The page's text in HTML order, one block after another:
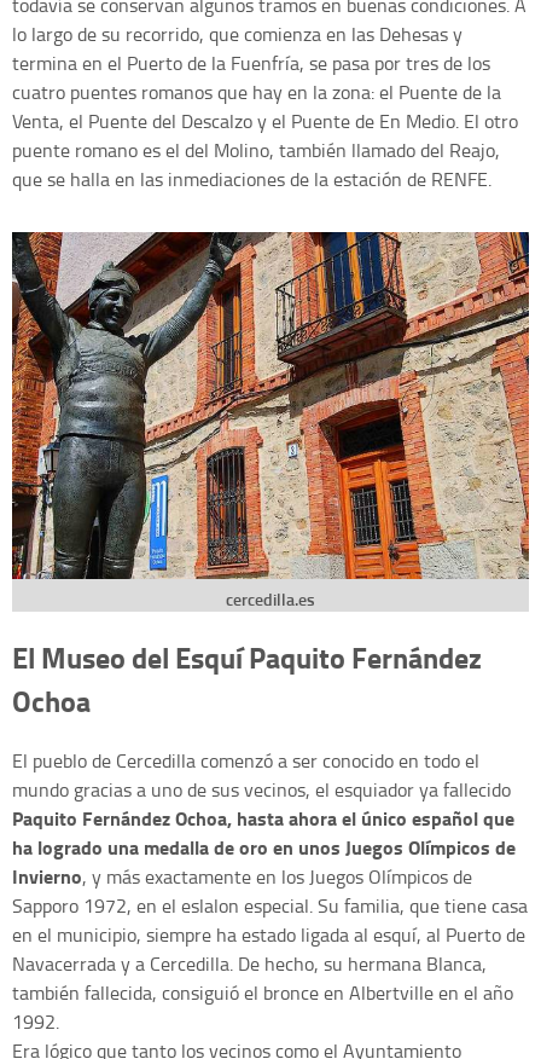
lo largo de su recorrido, que comienza en las Dehesas y
termina en el Puerto de la Fuenfría, se pasa por tres de los
cuatro puentes romanos que hay en la zona: el Puente de la
Venta, el Puente del Descalzo y el Puente de En Medio. El otro
puente romano es el del Molino, también llamado del Reajo,
que se halla en las inmediaciones de la estación de RENFE.
cercedilla.es
El Museo del Esquí Paquito Fernández
Ochoa
El pueblo de Cercedilla comenzó a ser conocido en todo el
mundo gracias a uno de sus vecinos, el esquiador ya fallecido
Paquito Fernández Ochoa, hasta ahora el único español que
ha logrado una medalla de oro en unos Juegos Olímpicos de
Invierno, y más exactamente en los Juegos Olímpicos de
Sapporo 1972, en el eslalon especial. Su familia, que tiene casa
en el municipio, siempre ha estado ligada al esquí, al Puerto de
Navacerrada y a Cercedilla. De hecho, su hermana Blanca,
también fallecida, consiguió el bronce en Albertville en el año
1992.
Era lógico que tanto los vecinos como el Ayuntamiento